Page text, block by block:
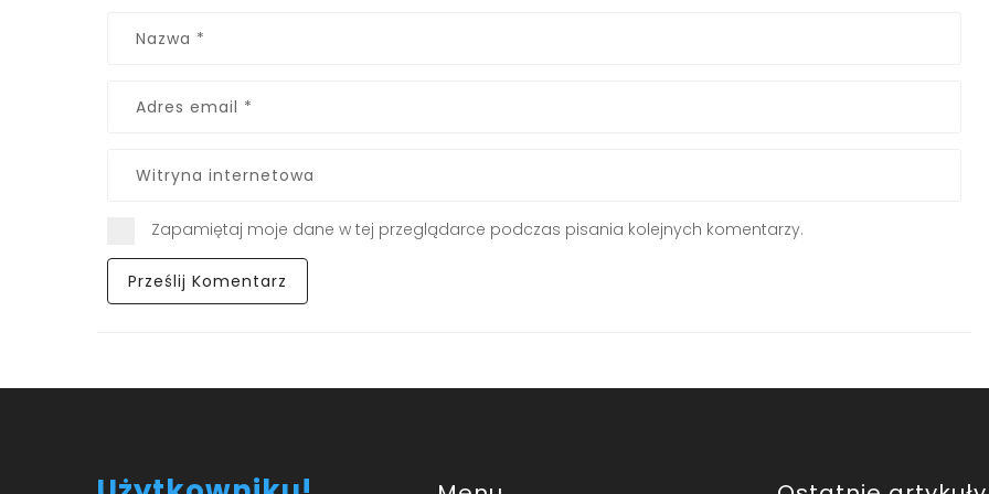
Zapamiętaj moje dane w tej przeglądarce podczas pisania kolejnych komentarzy.